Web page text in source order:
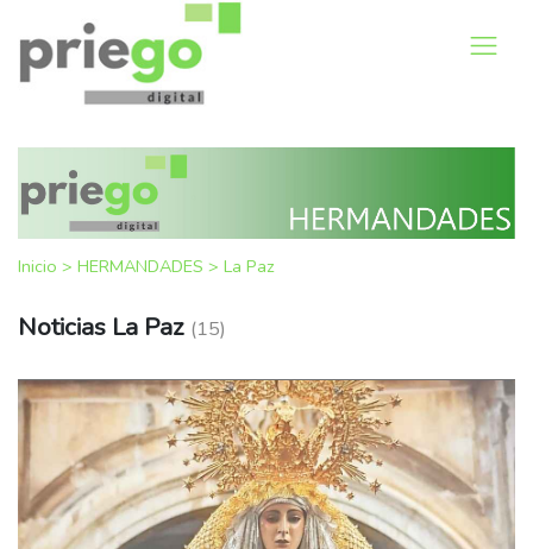
Inicio > HERMANDADES > La Paz
Noticias La Paz (15)